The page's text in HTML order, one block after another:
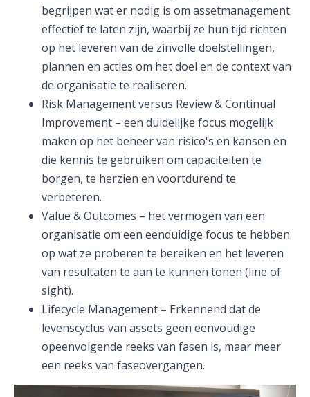
begrijpen wat er nodig is om assetmanagement
effectief te laten zijn, waarbij ze hun tijd richten
op het leveren van de zinvolle doelstellingen,
plannen en acties om het doel en de context van
de organisatie te realiseren.
Risk Management versus Review & Continual
Improvement – een duidelijke focus mogelijk
maken op het beheer van risico's en kansen en
die kennis te gebruiken om capaciteiten te
borgen, te herzien en voortdurend te
verbeteren.
Value & Outcomes – het vermogen van een
organisatie om een eenduidige focus te hebben
op wat ze proberen te bereiken en het leveren
van resultaten te aan te kunnen tonen (line of
sight).
Lifecycle Management – Erkennend dat de
levenscyclus van assets geen eenvoudige
opeenvolgende reeks van fasen is, maar meer
een reeks van faseovergangen.